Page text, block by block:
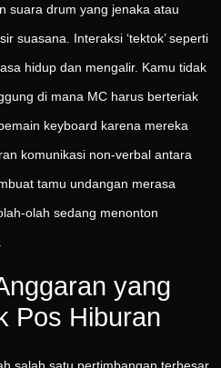
suara drum yang jenaka atau
suasana. Interaksi ‘tektok’ seperti
hidup dan mengalir. Kamu tidak
di mana MC harus berteriak
keyboard karena mereka
komunikasi non-verbal antara
tamu undangan merasa
olah sedang menonton
yang
Pos Hiburan